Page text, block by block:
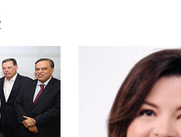
b
o
o
k
A
p
p
t
F
r